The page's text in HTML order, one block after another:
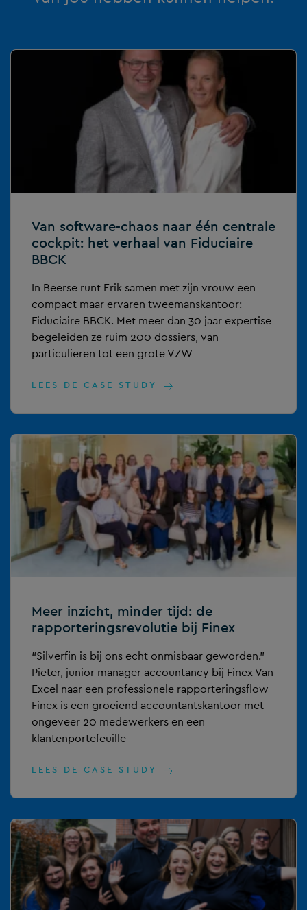
Van software-chaos naar één centrale
cockpit: het verhaal van Fiduciaire
BBCK
In Beerse runt Erik samen met zijn vrouw een
compact maar ervaren tweemanskantoor:
Fiduciaire BBCK. Met meer dan 30 jaar expertise
begeleiden ze ruim 200 dossiers, van
particulieren tot een grote VZW
LEES DE CASE STUDY
Meer inzicht, minder tijd: de
rapporteringsrevolutie bij Finex
“Silverfin is bij ons echt onmisbaar geworden.” –
Pieter, junior manager accountancy bij Finex Van
Excel naar een professionele rapporteringsflow
Finex is een groeiend accountantskantoor met
ongeveer 20 medewerkers en een
klantenportefeuille
LEES DE CASE STUDY